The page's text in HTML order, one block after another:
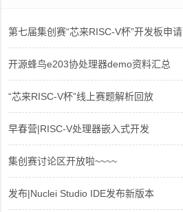
第七届集创赛“芯来RISC-V杯”开发板申请
开源蜂鸟e203协处理器demo资料汇总
“芯来RISC-V杯”线上赛题解析回放
早春营|RISC-V处理器嵌入式开发
集创赛讨论区开放啦~~~~
发布|Nuclei Studio IDE发布新版本